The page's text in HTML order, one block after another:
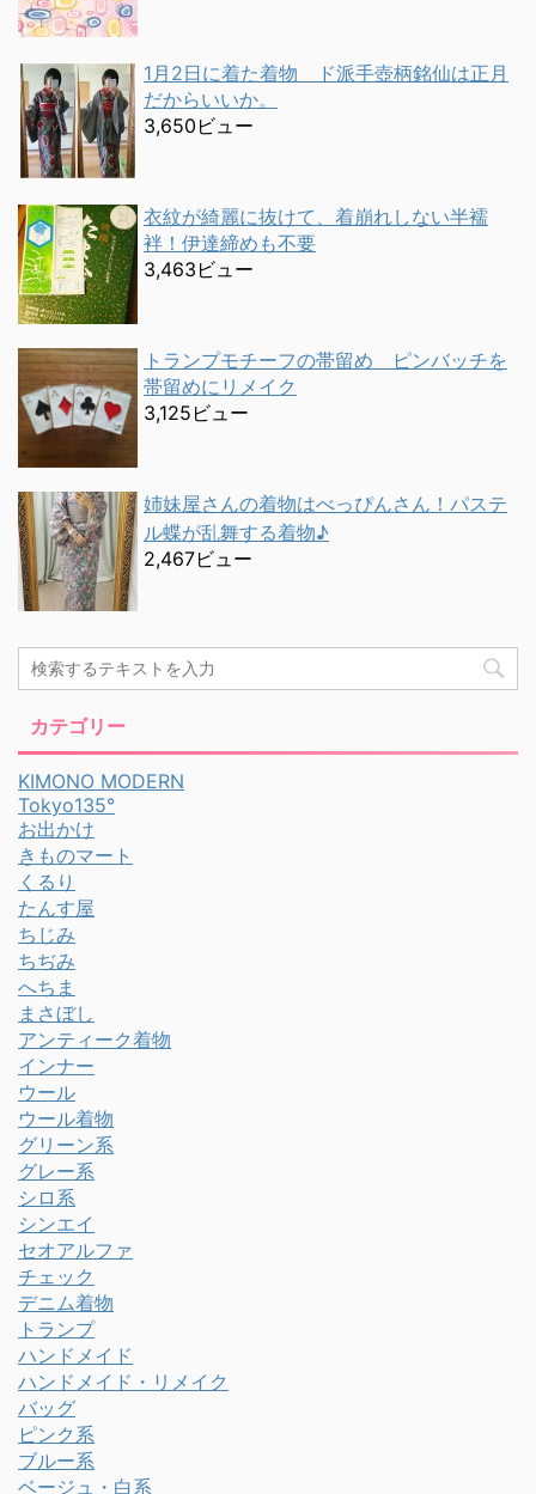
1月2日に着た着物 ド派手壺柄銘仙は正月
だからいいか。
3,650ビュー
衣紋が綺麗に抜けて、着崩れしない半襦
袢！伊達締めも不要
3,463ビュー
トランプモチーフの帯留め ピンバッチを
帯留めにリメイク
3,125ビュー
姉妹屋さんの着物はべっぴんさん！パステ
ル蝶が乱舞する着物♪
2,467ビュー
カテゴリー
KIMONO MODERN
Tokyo135°
お出かけ
きものマート
くるり
たんす屋
ちじみ
ちぢみ
へちま
まさぼし
アンティーク着物
インナー
ウール
ウール着物
グリーン系
グレー系
シロ系
シンエイ
セオアルファ
チェック
デニム着物
トランプ
ハンドメイド
ハンドメイド・リメイク
バッグ
ピンク系
ブルー系
ベージュ・白系